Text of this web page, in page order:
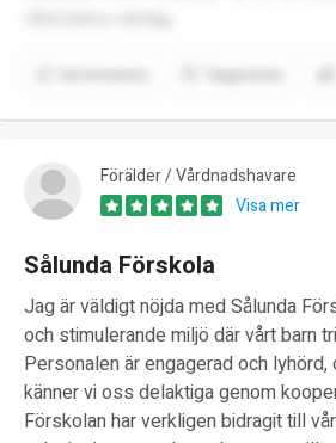
Förälder / Vårdnadshavare
Visa mer
Sålunda Förskola
Jag är väldigt nöjda med Sålunda
och stimulerande miljö där vårt barn
Personalen är engagerad och
känner vi oss delaktiga genom
Förskolan har verkligen bidragit till